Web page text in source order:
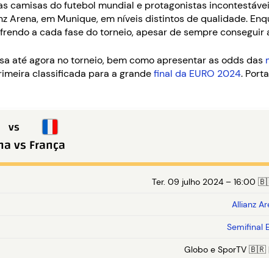
camisas do futebol mundial e protagonistas
em Munique, em níveis distintos de qualidade.
a cada fase do torneio, apesar de sempre conseguir
até agora no torneio, bem como apresentar as odds das
classificada para a grandefinal da EURO 2024.
vs
vsFrança
Ter. 09 julho 2024 –
Allianz
Semifinal
Globo e SporTV